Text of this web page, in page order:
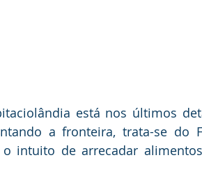
está nos últimos
a fronteira, trata-se do
o intuito de arrecadar